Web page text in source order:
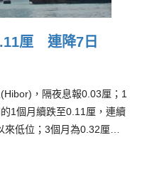
厘 連降7日
，隔夜息報0.03厘；1
1個月續跌至0.11厘，連續
來低位；3個月為0.32厘…